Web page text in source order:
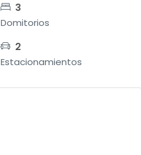
3
Domitorios
2
Estacionamientos